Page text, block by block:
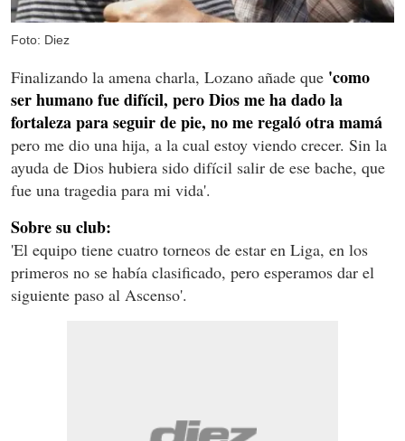
Foto: Diez
Finalizando la amena charla, Lozano añade que 'como
ser humano fue difícil, pero Dios me ha dado la
fortaleza para seguir de pie, no me regaló otra mamá
pero me dio una hija, a la cual estoy viendo crecer. Sin la
ayuda de Dios hubiera sido difícil salir de ese bache, que
fue una tragedia para mi vida'.
Sobre su club:
'El equipo tiene cuatro torneos de estar en Liga, en los
primeros no se había clasificado, pero esperamos dar el
siguiente paso al Ascenso'.